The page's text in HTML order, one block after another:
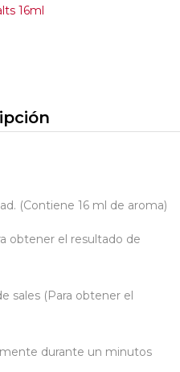
16ml
(Contiene 16 ml de aroma)
obtener el resultado de
sales (Para obtener el
durante un minutos